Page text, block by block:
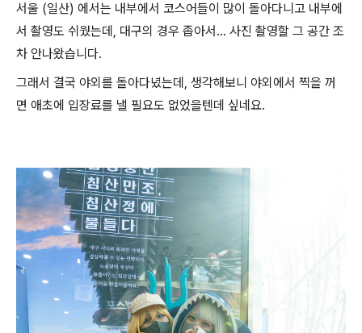
서울 (일산) 에서는 내부에서 코스어들이 많이 돌아다니고 내부에
서 촬영도 쉬웠는데, 대구의 경우 좁아서... 사진 촬영할 그 공간 조
차 안나왔습니다.
그래서 결국 야외를 돌아다녔는데, 생각해보니 야외에서 찍을 꺼
면 애초에 입장료를 낼 필요도 없었을텐데 싶네요.